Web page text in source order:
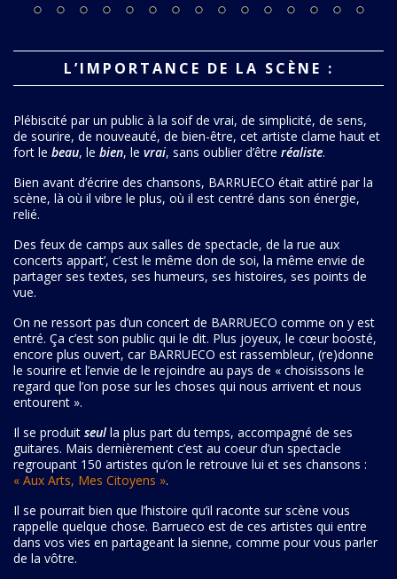
Plébiscité par un public à la soif de vrai, de simplicité, de sens,
fort lebeau, lebien, le vrai, sans oublier d’êtreréaliste.
Bien avant d’écrire des chansons, BARRUECO était attiré par la
relié.
Des feux de camps aux salles de spectacle, de la rue aux
concerts appart’, c’est le même don de soi, la même envie de
vue.
On ne ressort pas d’un concert de BARRUECO comme on y est
entré. Ça c’est son public qui le dit. Plus joyeux, le cœur boosté,
encore plus ouvert, car BARRUECO est rassembleur, (re)donne
le sourire et l’envie de le rejoindre au pays de « choisissons le
entourent ».
Il se produitseulla plus part du temps, accompagné de ses
guitares. Mais dernièrement c’est au coeur d’un spectacle
« Aux Arts, Mes Citoyens ».
Il se pourrait bien que l’histoire qu’il raconte sur scène vous
rappelle quelque chose. Barrueco est de ces artistes qui entre